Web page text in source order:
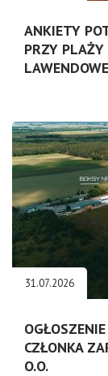
ANKIETY
PRZY
31.07.2026
CZŁONKA
O.O.